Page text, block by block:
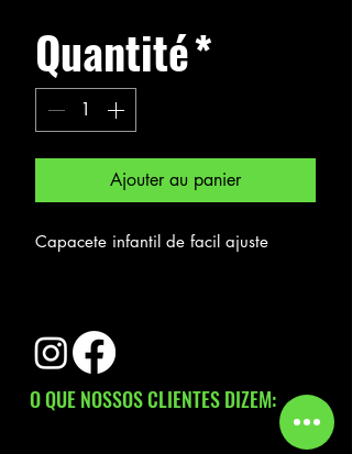
Quantité*
Ajouter au panier
Capacete infantil de facil ajuste
O QUE NOSSOS CLIENTES DIZEM: